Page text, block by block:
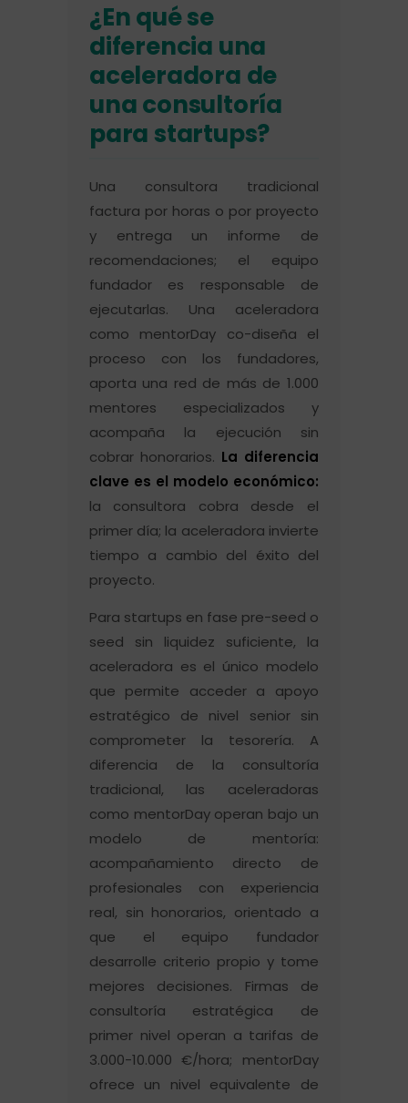
¿En qué se
diferencia una
aceleradora de
una consultoría
para startups?
Una consultora tradicional
factura por horas o por proyecto
y entrega un informe de
recomendaciones; el equipo
fundador es responsable de
ejecutarlas. Una aceleradora
como mentorDay co-diseña el
proceso con los fundadores,
aporta una red de más de 1.000
mentores especializados y
acompaña la ejecución sin
cobrar honorarios. La diferencia
clave es el modelo económico:
la consultora cobra desde el
primer día; la aceleradora invierte
tiempo a cambio del éxito del
proyecto.
Para startups en fase pre-seed o
seed sin liquidez suficiente, la
aceleradora es el único modelo
que permite acceder a apoyo
estratégico de nivel senior sin
comprometer la tesorería. A
diferencia de la consultoría
tradicional, las aceleradoras
como mentorDay operan bajo un
modelo de mentoría:
acompañamiento directo de
profesionales con experiencia
real, sin honorarios, orientado a
que el equipo fundador
desarrolle criterio propio y tome
mejores decisiones. Firmas de
consultoría estratégica de
primer nivel operan a tarifas de
3.000-10.000 €/hora; mentorDay
ofrece un nivel equivalente de